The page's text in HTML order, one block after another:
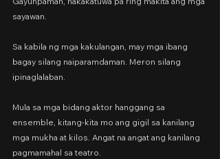
sayawan.
Sa kabila ng mga kakulangan, may mga ibang
bagay silang naiparamdaman. Meron silang
ipinaglalaban.
Mula sa mga bidang aktor hanggang sa
ensemble, kitang-kita mo ang gigil sa kanilang
mga mukha at kilos. Angat na angat ang kanilang
pagmamahal sa teatro.